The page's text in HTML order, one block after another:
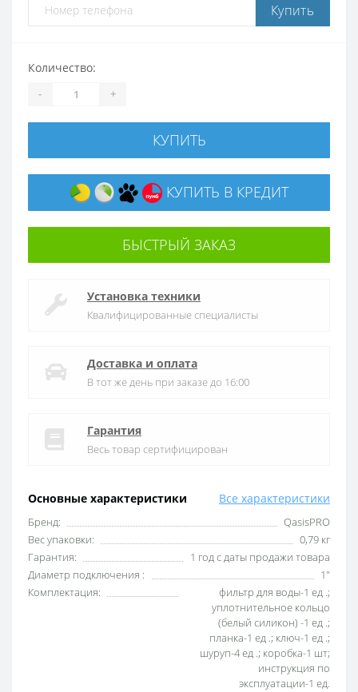
Купить
Основные характеристики Все характеристики
Бренд:
QasisPRO
Вес упаковки:
0,79 кг
Гарантия:
1 год с даты продажи товара
Диаметр подключения :
1″
Комплектация:
фильтр для воды-1 ед .;
уплотнительное кольцо
(белый силикон) -1 ед .;
планка-1 ед .; ключ-1 ед .;
шуруп-4 ед .; коробка-1 шт;
инструкция по
эксплуатации-1 ед.
Количество:
- +
КУПИТЬ
КУПИТЬ В КРЕДИТ
БЫСТРЫЙ ЗАКАЗ
Установка техники
Квалифицированные специалисты
Доставка и оплата
В тот же день при заказе до 16:00
Гарантия
Весь товар сертифицирован